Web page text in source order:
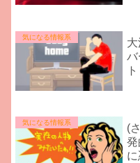
気になる情報系
バ
気になる情報系
(
発